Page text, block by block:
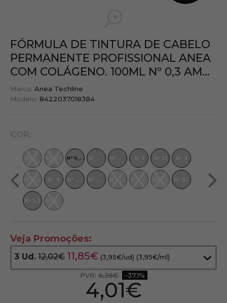
FÓRMULA DE TINTURA DE CABELO
PERMANENTE PROFISSIONAL ANEA
COM COLÁGENO. 100ML Nº 0,3 AM...
Marca: Anea Techline
Modelo: 8422037018384
Nº 0,3 Am...
Veja Promoções:
3 Ud. 12,02€ 11,85€ (3,95€/ud) (3,95€/ml)
PVR:6,36€ -37.1%
4,01€